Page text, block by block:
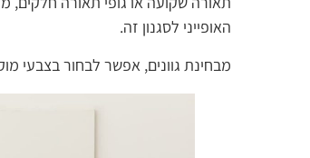
האופייני לסגנון זה.
מבחינת גוונים, אפשר לבחור בצבעי